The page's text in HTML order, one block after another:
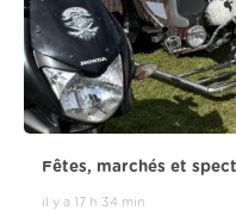
Fêtes, marchés et
il y a 17 h 34 min